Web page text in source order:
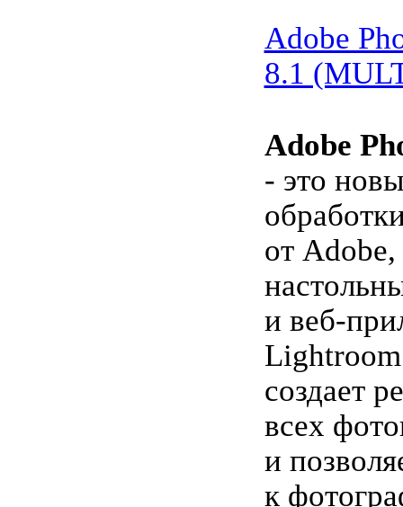
Adobe
8.1
Adobe
- это
от
и веб-
Lightroom
создает
всех
и
к